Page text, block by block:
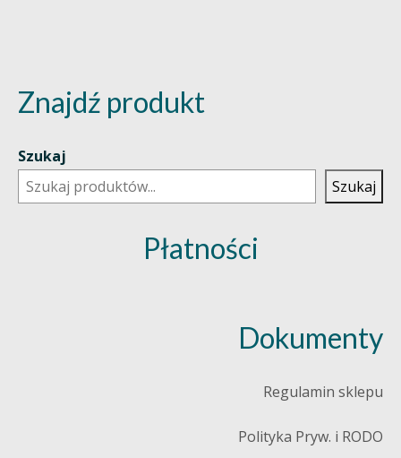
Znajdź produkt
Szukaj
Szukaj
Płatności
Dokumenty
Regulamin sklepu
Polityka Pryw. i RODO